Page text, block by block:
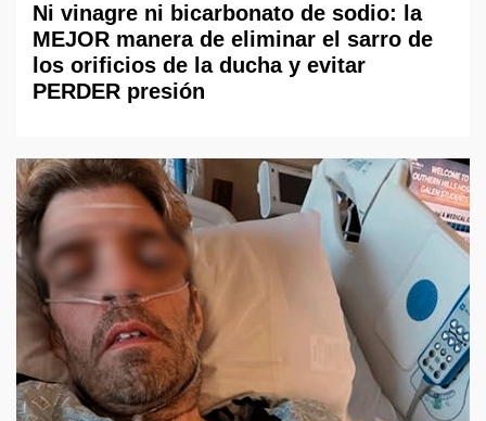
Ni vinagre ni bicarbonato de sodio: la
MEJOR manera de eliminar el sarro de
los orificios de la ducha y evitar
PERDER presión